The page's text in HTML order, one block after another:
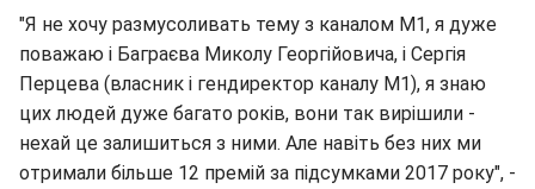
"Я не хочу размусоливать тему з каналом М1, я дуже
поважаю і Баграєва Миколу Георгійовича, і Сергія
Перцева (власник і гендиректор каналу М1), я знаю
цих людей дуже багато років, вони так вирішили -
нехай це залишиться з ними. Але навіть без них ми
отримали більше 12 премій за підсумками 2017 року", -